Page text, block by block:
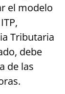
el modelo
Tributaria
debe
de las